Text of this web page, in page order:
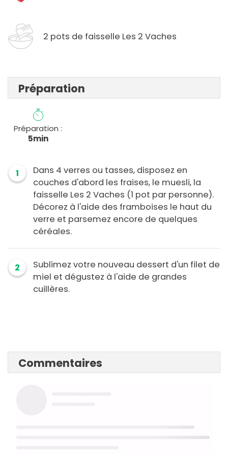
2 pots de faisselle Les 2 Vaches
Préparation
Préparation :
5min
1
Dans 4 verres ou tasses, disposez en
couches d'abord les fraises, le muesli, la
faisselle Les 2 Vaches (1 pot par personne).
Décorez à l'aide des framboises le haut du
verre et parsemez encore de quelques
céréales.
2
Sublimez votre nouveau dessert d'un filet de
miel et dégustez à l'aide de grandes
cuillères.
Commentaires